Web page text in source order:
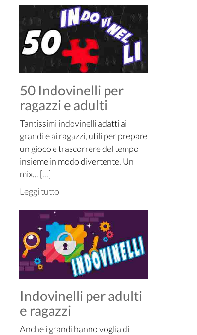
50 Indovinelli per
ragazzi e adulti
Tantissimi indovinelli adatti ai
grandi e ai ragazzi, utili per prepare
un gioco e trascorrere del tempo
insieme in modo divertente. Un
mix... [...]
Leggi tutto
Indovinelli per adulti
e ragazzi
Anche i grandi hanno voglia di